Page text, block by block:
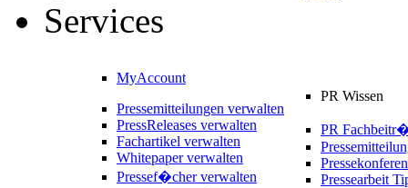
Services
MyAccount
Pressemitteilungen verwalten
PressReleases verwalten
Fachartikel verwalten
Whitepaper verwalten
Pressef�cher verwalten
PR Wissen
PR
Pressearbeit